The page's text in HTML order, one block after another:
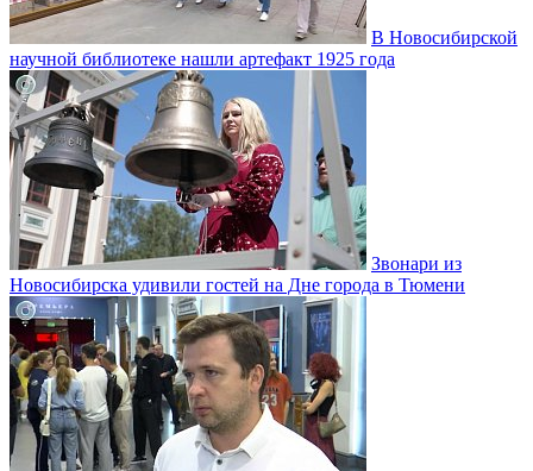
В Новосибирской
научной библиотеке нашли артефакт 1925 года
Звонари из
Новосибирска удивили гостей на Дне города в Тюмени